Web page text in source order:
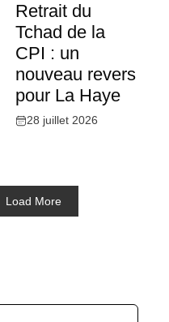
Retrait du
Tchad de la
CPI : un
nouveau revers
pour La Haye
28 juillet 2026
Load More